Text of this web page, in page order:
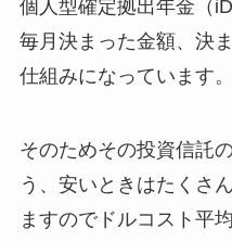
個人型確定拠出年金（
毎月決まった金額、決
仕組みになっています。
そのためその投資信託
う、安いときはたくさ
ますのでドルコスト平